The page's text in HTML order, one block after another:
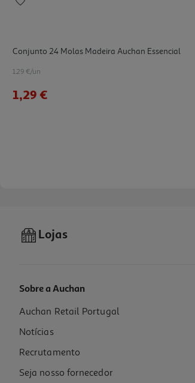
Conjunto 24 Molas Madeira Auchan Essencial
1.29 €/un
1,29 €
Corda Para Roupa Actuel 20 Metros Cores Sortidas
1.49 €/un
1,49 €
Lojas
Sobre a Auchan
Auchan Retail Portugal
Notícias
Recrutamento
Seja nosso fornecedor